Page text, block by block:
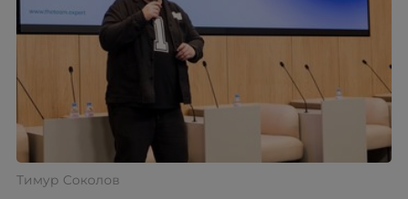
Тимур Соколов